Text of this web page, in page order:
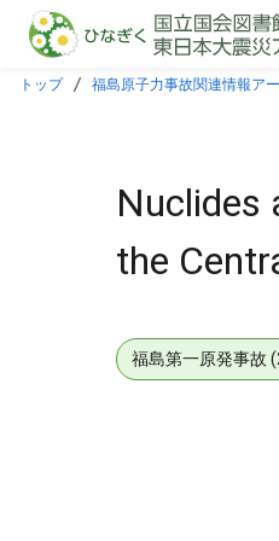
本文に飛ぶ
トップ 福島原子力事故関連情報ア
Nuclides
the
福島第一原発事故